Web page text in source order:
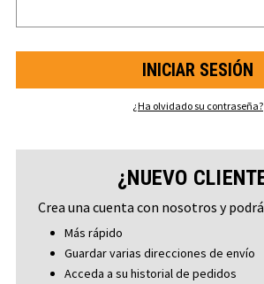
¿Ha olvidado su contraseña?
¿NUEVO
Crea una cuenta con nosotros y
Más rápido
Guardar varias direcciones de envío
Acceda a su historial de pedidos